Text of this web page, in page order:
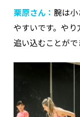
栗原さん： 腕は
やすいです。や
追い込むことがで